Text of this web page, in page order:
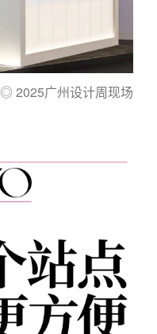
◎ 2025广州设计周现场